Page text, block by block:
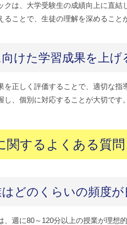
クは、大学受験生の成績向上に直
ることで、生徒の理解を深めること
けた学習成果を上
を正しく評価することで、適切な
し、個別に対応することが大切です。
関するよくある質問
どのくらいの頻度が
、週に80～120分以上の授業が理想